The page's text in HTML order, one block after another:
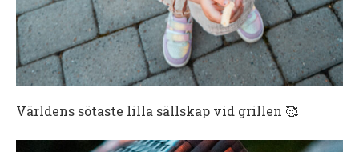
Världens sötaste lilla sällskap vid grillen 🥰